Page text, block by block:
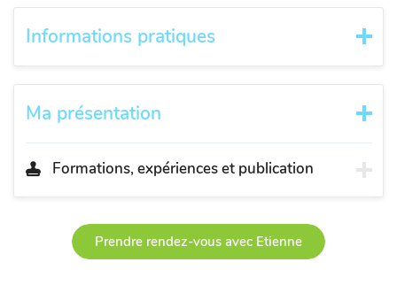
Informations pratiques
Ma présentation
Formations, expériences et publication
Prendre rendez-vous avec Etienne